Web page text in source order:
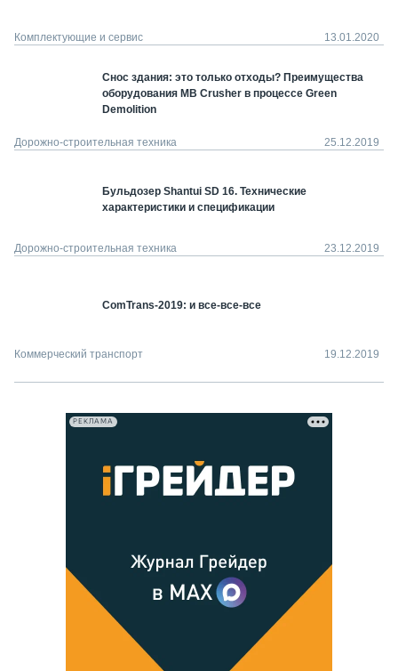
РЕКЛАМА
Комплектующие и сервис 13.01.2020
Снос здания: это только отходы? Преимущества
оборудования MB Crusher в процессе Green
Demolition
Дорожно-строительная техника 25.12.2019
Бульдозер Shantui SD 16. Технические
характеристики и спецификации
Дорожно-строительная техника 23.12.2019
ComTrans-2019: и все-все-все
Коммерческий транспорт 19.12.2019